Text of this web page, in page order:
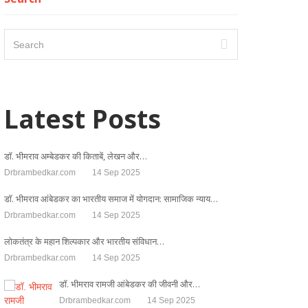
Latest Posts
डॉ. भीमराव अम्बेडकर की किताबें, लेखन और…
Drbrambedkar.com 14 Sep 2025
डॉ. भीमराव आंबेडकर का भारतीय समाज में योगदान: सामाजिक न्याय…
Drbrambedkar.com 14 Sep 2025
लोकतंत्र के महान शिल्पकार और भारतीय संविधान…
Drbrambedkar.com 14 Sep 2025
डॉ. भीमराव रामजी आंबेडकर की जीवनी और…
Drbrambedkar.com 14 Sep 2025